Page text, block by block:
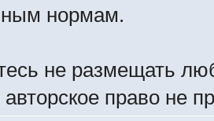
нормам.
не размещать
право не